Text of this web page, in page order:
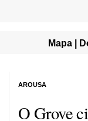
Mapa |
O Grove
AROUSA